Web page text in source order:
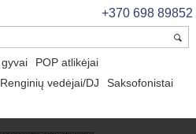
+370 698 89852
POP atlikėjai
Renginių vedėjai/DJ
Saksofonistai